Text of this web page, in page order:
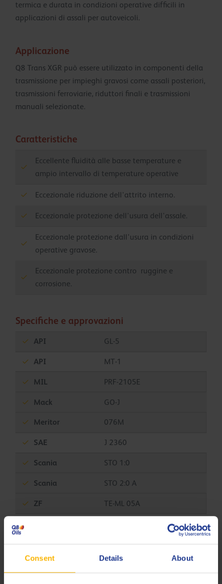
Consent Details About
termica e durata in condizioni operative difficili in
applicazioni di assali per autoveicoli.
Applicazione
Q8 Trans XGR può essere utilizzato in componenti della
trasmissione per impieghi gravosi come assali posteriori,
trasmissioni ferroviarie, riduttori finali e trasmissioni
manuali selezionate.
Caratteristiche
Eccellente fluidità alle basse temperature e
ampio intervallo di temperature operative
Eccezionale riduzione dell'attrito interno.
Eccezionale protezione dell'usura dell'assale.
Eccezionale protezione dall'usura in condizioni
operative gravose.
Eccezionale protezione contro ruggine e
corrosione.
Specifiche e approvazioni
API GL-5
API MT-1
MIL PRF-2105E
Mack GO-J
Meritor 076M
SAE J 2360
Scania STO 1:0
Scania STO 2:0 A
ZF TE-ML 05A
ZF TE-ML 16F
ZF TE-ML 19C